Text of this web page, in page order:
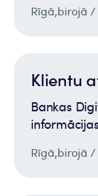
Rīgā,birojā
Klientu
Bankas
Rīgā,birojā